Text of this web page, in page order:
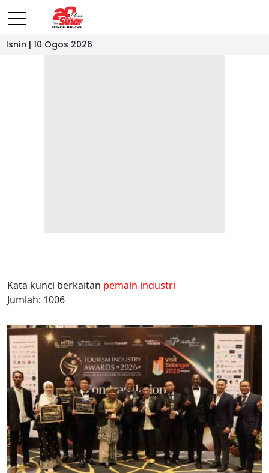
Isnin | 10 Ogos 2026
Kata kunci berkaitan pemain industri
Jumlah: 1006